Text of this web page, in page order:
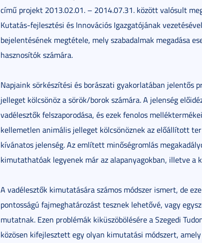
című projekt 2013.02.01. – 2014.07.31. között valósult
Kutatás-fejlesztési és Innovációs Igazgatójának
bejelentésének megtétele, mely szabadalmak megadása
hasznosítók számára.
Napjaink sörkészítési és borászati gyakorlatában jelentős
jelleget kölcsönöz a sörök/borok számára. A jelenség
vadélesztők felszaporodása, és ezek fenolos
kellemetlen animális jelleget kölcsönöznek az előállított
kívánatos jelenség. Az említett minőségromlás
kimutathatóak legyenek már az alapanyagokban, illetve a
A vadélesztők kimutatására számos módszer ismert, de
pontosságú fajmeghatározást tesznek lehetővé, vagy
mutatnak. Ezen problémák kiküszöbölésére a Szegedi
közösen kifejlesztett egy olyan kimutatási módszert,